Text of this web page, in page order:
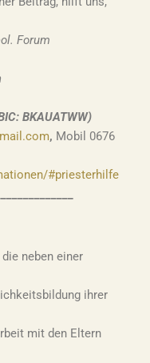
Forum
BKAUATWW)
, Mobil 0676
#priesterhilfe
neben einer
ihrer
mit den Eltern